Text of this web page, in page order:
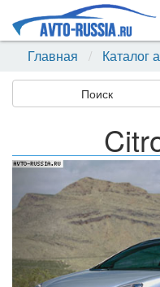
Главная
Каталог
Поиск
Назад